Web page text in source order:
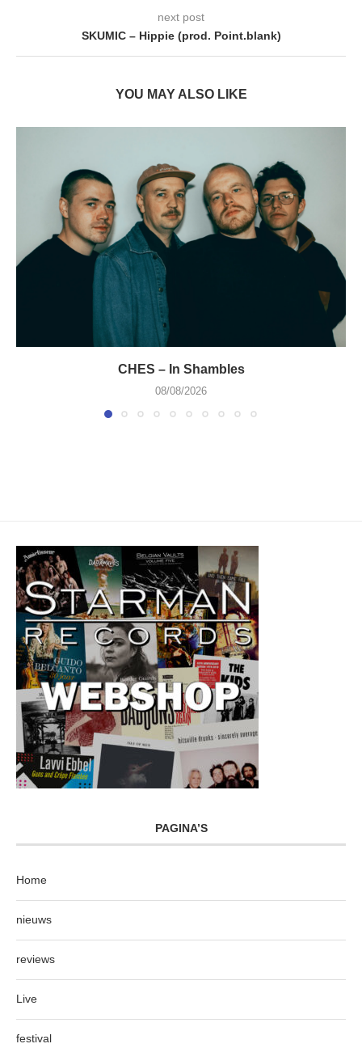
next post
SKUMIC – Hippie (prod. Point.blank)
YOU MAY ALSO LIKE
CHES – In Shambles
08/08/2026
PAGINA’S
Home
nieuws
reviews
Live
festival